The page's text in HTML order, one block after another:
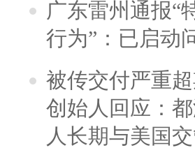
广东雷州通报“
行为”：已启动
被传交付严重
创始人回应：
人长期与美国